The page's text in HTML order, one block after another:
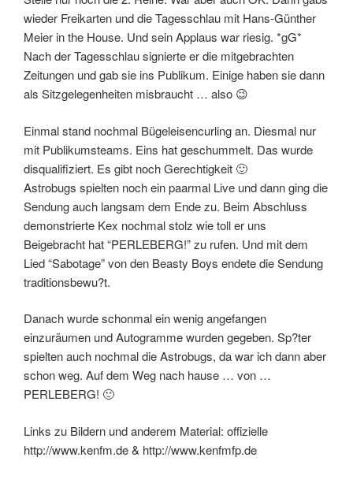
wieder Freikarten und die Tagesschlau mit Hans-Günther
Meier in the House. Und sein Applaus war riesig. *gG*
Nach der Tagesschlau signierte er die mitgebrachten
Zeitungen und gab sie ins Publikum. Einige haben sie dann
als Sitzgelegenheiten misbraucht … also 😉
Einmal stand nochmal Bügeleisencurling an. Diesmal nur
mit Publikumsteams. Eins hat geschummelt. Das wurde
disqualifiziert. Es gibt noch Gerechtigkeit 🙂
Astrobugs spielten noch ein paarmal Live und dann ging die
Sendung auch langsam dem Ende zu. Beim Abschluss
demonstrierte Kex nochmal stolz wie toll er uns
Beigebracht hat “PERLEBERG!” zu rufen. Und mit dem
Lied “Sabotage” von den Beasty Boys endete die Sendung
traditionsbewu?t.
Danach wurde schonmal ein wenig angefangen
einzuräumen und Autogramme wurden gegeben. Sp?ter
spielten auch nochmal die Astrobugs, da war ich dann aber
schon weg. Auf dem Weg nach hause … von …
PERLEBERG! 🙂
Links zu Bildern und anderem Material: offizielle
http://www.kenfm.de & http://www.kenfmfp.de